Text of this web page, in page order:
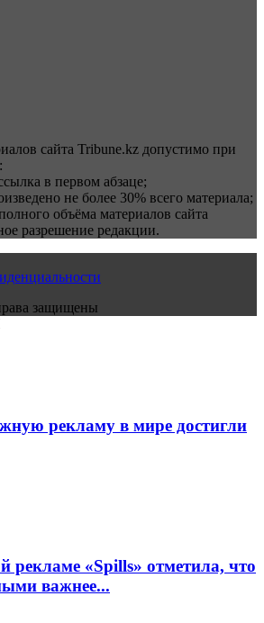
сайта Tribune.kz допустимо при
в первом абзаце;
не более 30% всего материала;
объёма материалов сайта
разрешение редакции.
защищены
рекламу в мире достигли
рекламе «Spills» отметила, что
важнее...